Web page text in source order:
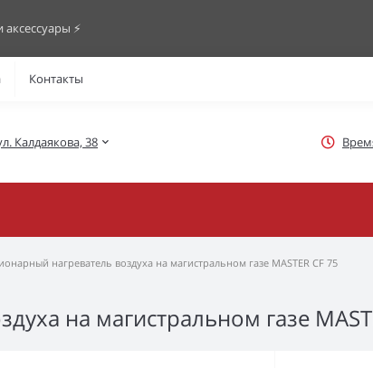
⚡️
Контакты
Калдаякова, 38
нагреватель воздуха на магистральном газе MASTER CF 75
на магистральном газе